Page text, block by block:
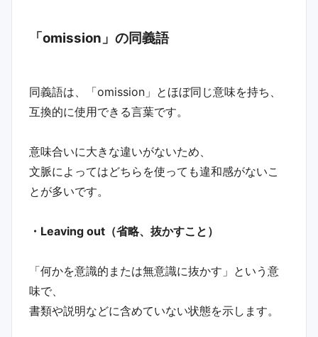
「omission」の同義語
同義語は、「omission」とほぼ同じ意味を持ち、
互換的に使用できる言葉です。
意味合いに大きな違いがないため、
文脈によってはどちらを使っても違和感がないこ
とが多いです。
・Leaving out（省略、抜かすこと）
「何かを意識的または無意識に抜かす」という意
味で、
書類や説明などに含めていない状態を示します。